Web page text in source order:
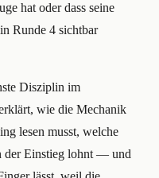
hat oder dass seine
Runde 4 sichtbar
Disziplin im
wie die Mechanik
lesen musst, welche
der Einstieg lohnt — und